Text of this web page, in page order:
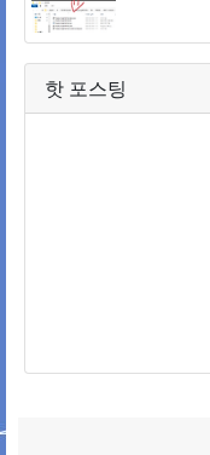
핫 포스팅